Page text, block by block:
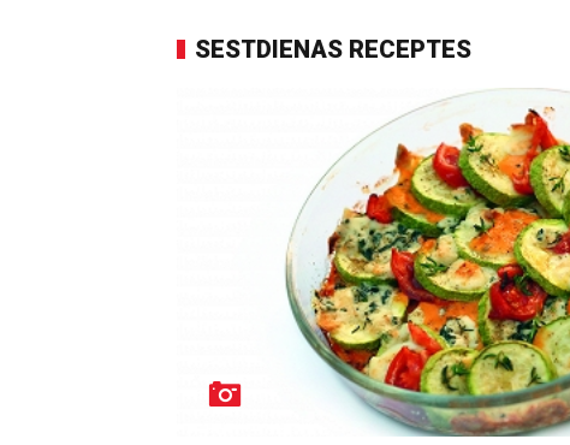
SESTDIENAS RECEPTES